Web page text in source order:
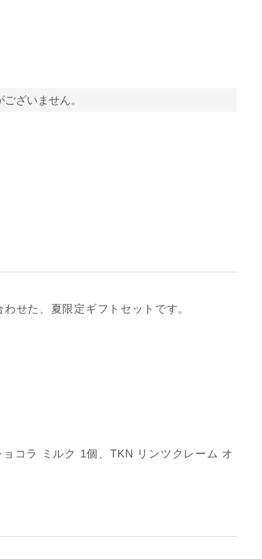
ざいません。
せた、夏限定ギフトセットです。
コラ ミルク 1個、TKN リンツクレーム オ